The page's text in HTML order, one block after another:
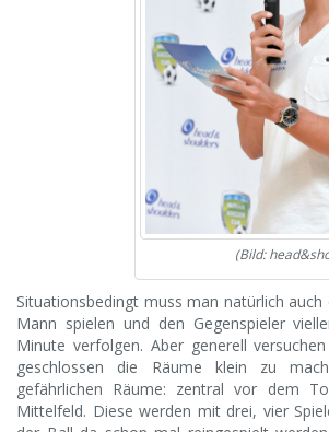
(Bild:
Situationsbedingt muss man natürlich
Mann spielen und den Gegenspieler
Minute verfolgen. Aber generell
geschlossen die Räume klein zu
gefährlichen Räume: zentral vor dem
Mittelfeld. Diese werden mit drei, vier